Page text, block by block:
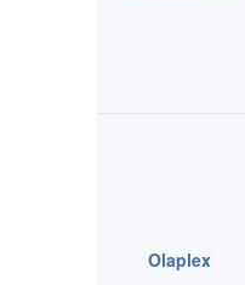
Olaplex